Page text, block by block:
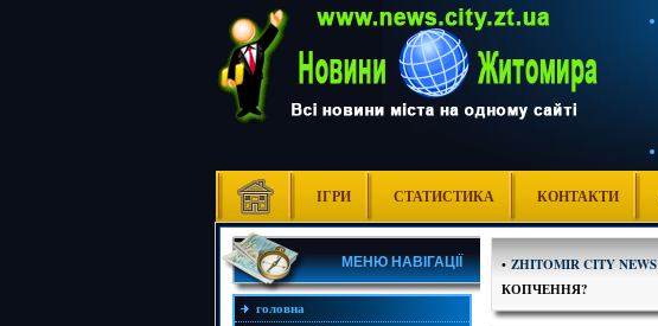
ІГРИ СТАТИСТИКА КОНТАКТИ
МЕНЮ НАВІГАЦІЇ
головна
• ZHITOMIR CITY NEWS
КОПЧЕННЯ?